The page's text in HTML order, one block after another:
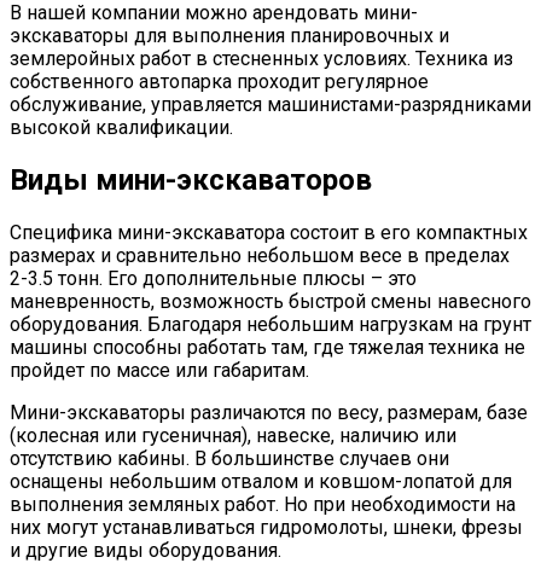
В нашей компании можно арендовать мини-
экскаваторы для выполнения планировочных и
землеройных работ в стесненных условиях. Техника из
собственного автопарка проходит регулярное
обслуживание, управляется машинистами-разрядниками
высокой квалификации.
Виды мини-экскаваторов
Специфика мини-экскаватора состоит в его компактных
размерах и сравнительно небольшом весе в пределах
2-3.5 тонн. Его дополнительные плюсы – это
маневренность, возможность быстрой смены навесного
оборудования. Благодаря небольшим нагрузкам на грунт
машины способны работать там, где тяжелая техника не
пройдет по массе или габаритам.
Мини-экскаваторы различаются по весу, размерам, базе
(колесная или гусеничная), навеске, наличию или
отсутствию кабины. В большинстве случаев они
оснащены небольшим отвалом и ковшом-лопатой для
выполнения земляных работ. Но при необходимости на
них могут устанавливаться гидромолоты, шнеки, фрезы
и другие виды оборудования.